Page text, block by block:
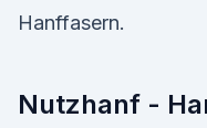
Hanffasern.
Nutzhanf -